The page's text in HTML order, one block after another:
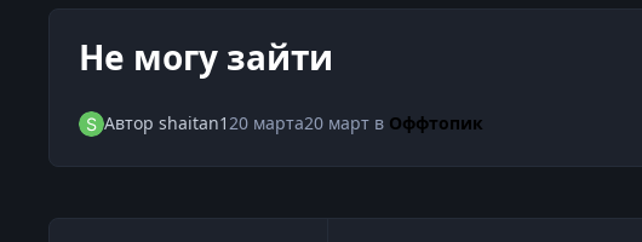
Не могу зайти
Автор shaitan120 марта20 мартв Оффтопик